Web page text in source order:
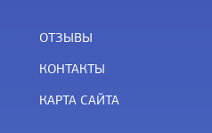
ОТЗЫВЫ
КОНТАКТЫ
КАРТА САЙТА